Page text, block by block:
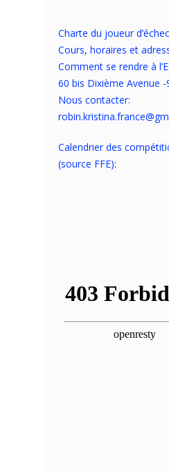
Charte du joueur
Cours, horaires et
Comment se rendre à
60 bis Dixième Avenue -
Nous contacter:
Calendrier des
(source FFE):